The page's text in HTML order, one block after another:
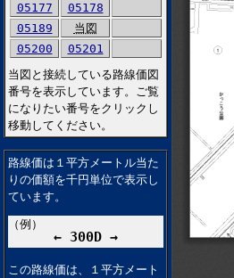
05177
05178
05189
当図
05200
05201
当図と接続している路線価図
番号を表示しています。ご覧
になりたい番号をクリックし
移動してください。
路線価は１平方メートル当た
りの価額を千円単位で表示し
ています。
（例）
← 300D →
この路線価は、１平方メート